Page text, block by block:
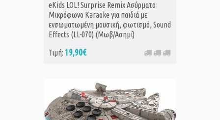
eKids LOL! Surprise Remix Ασύρματο
Μικρόφωνο Karaoke για παιδιά με
ενσωματωμένη μουσική, φωτισμό, Sound
Effects (LL-070) (Μωβ/Ασημί)
Τιμή: 19,90€